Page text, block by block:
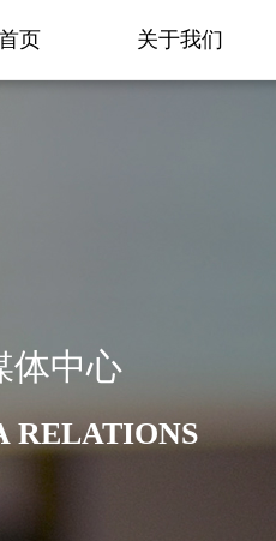
页 关于我们
体中心
RELATIONS